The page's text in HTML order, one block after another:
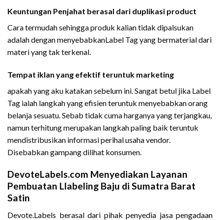
Keuntungan Penjahat berasal dari duplikasi product
Cara termudah sehingga produk kalian tidak dipalsukan
adalah dengan menyebabkanLabel Tag yang bermaterial dari
materi yang tak terkenal.
Tempat iklan yang efektif teruntuk marketing
apakah yang aku katakan sebelum ini. Sangat betul jika Label
Tag ialah langkah yang efisien teruntuk menyebabkan orang
belanja sesuatu. Sebab tidak cuma harganya yang terjangkau,
namun terhitung merupakan langkah paling baik teruntuk
mendistribusikan informasi perihal usaha vendor.
Disebabkan gampang dilihat konsumen.
DevoteLabels.com Menyediakan Layanan
Pembuatan Llabeling Baju di Sumatra Barat
Satin
Devote.Labels berasal dari pihak penyedia jasa pengadaan